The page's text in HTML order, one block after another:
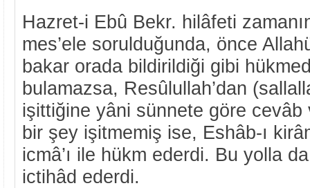
Hazret-i Ebû Bekr. hilâfeti
mes’ele sorulduğunda, önce
bakar orada bildirildiği gibi
bulamazsa, Resûlullah’dan
işittiğine yâni sünnete göre cevâb
bir şey işitmemiş ise, Eshâb-ı
icmâ’ı ile hükm ederdi. Bu yolla
ictihâd ederdi.